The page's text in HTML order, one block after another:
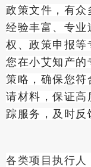
政策文件，有
经验丰富、专
权、政策申报
您在小艾知产
策略，确保您符
请材料，保证
踪服务，及时反
各类项目执行人